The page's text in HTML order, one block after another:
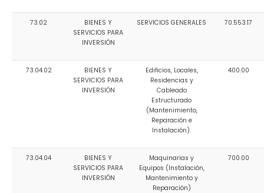
73.02
BIENES Y
SERVICIOS PARA
INVERSIÓN
SERVICIOS GENERALES 70.553.17
73.04.02
BIENES Y
SERVICIOS PARA
INVERSIÓN
Edificios, Locales,
Residencias y
Cableado
Estructurado
(Mantenimiento,
Reparación e
Instalación).
400.00
73.04.04
BIENES Y
SERVICIOS PARA
INVERSIÓN
Maquinarias y
Equipos (Instalación,
Mantenimiento y
Reparación)
700.00